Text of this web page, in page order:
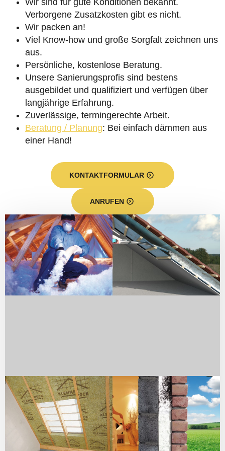
Wir sind für gute Konditionen bekannt.
Verborgene Zusatzkosten gibt es nicht.
Wir packen an!
Viel Know-how und große Sorgfalt zeichnen uns
aus.
Persönliche, kostenlose Beratung.
Unsere Sanierungsprofis sind bestens
ausgebildet und qualifiziert und verfügen über
langjährige Erfahrung.
Zuverlässige, termingerechte Arbeit.
Beratung / Planung: Bei einfach dämmen aus
einer Hand!
KONTAKTFORMULAR
ANRUFEN